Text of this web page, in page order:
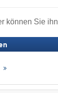
können Sie ihn